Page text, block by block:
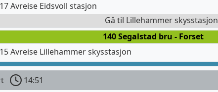
Avreise Eidsvoll stasjon
Gå til Lillehammer skysstasjon
140 Segalstad bru - Forset
Avreise Lillehammer skysstasjon
14:51